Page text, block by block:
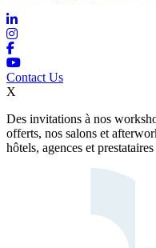
Contact Us
X
Des invitations à nos
offerts, nos salons et
hôtels, agences et